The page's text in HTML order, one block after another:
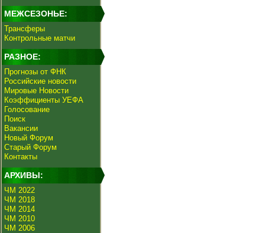
МЕЖСЕЗОНЬЕ:
Трансферы
Контрольные матчи
РАЗНОЕ:
Прогнозы от ФНК
Российские новости
Мировые Новости
Коэффициенты УЕФА
Голосование
Поиск
Вакансии
Новый Форум
Старый Форум
Контакты
АРХИВЫ:
ЧМ 2022
ЧМ 2018
ЧМ 2014
ЧМ 2010
ЧМ 2006